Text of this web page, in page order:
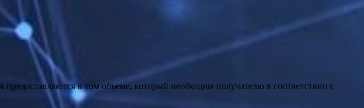
в том объеме, который необходим получателю в соответствии с